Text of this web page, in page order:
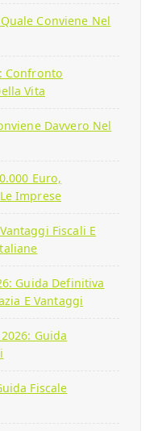
Conviene Nel
Confronto
Vita
Davvero Nel
Euro,
Imprese
Fiscali E
Guida Definitiva
E Vantaggi
Guida
Fiscale